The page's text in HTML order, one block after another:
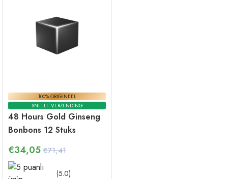
100% ORIGINEEL
SNELLE VERZENDING
48 Hours Gold Ginseng
Bonbons 12 Stuks
€34,05 €71,41
(5.0)